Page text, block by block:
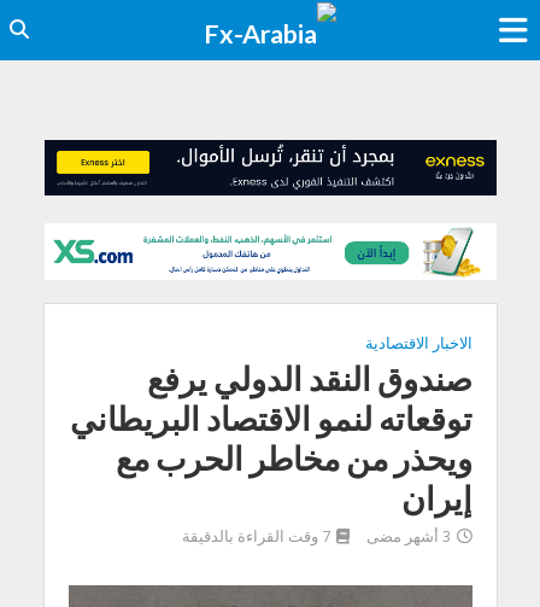
الاخبار الاقتصادية
صندوق النقد الدولي يرفع
توقعاته لنمو الاقتصاد البريطاني
ويحذر من مخاطر الحرب مع
إيران
3 أشهر مضى 7 وقت القراءة بالدقيقة